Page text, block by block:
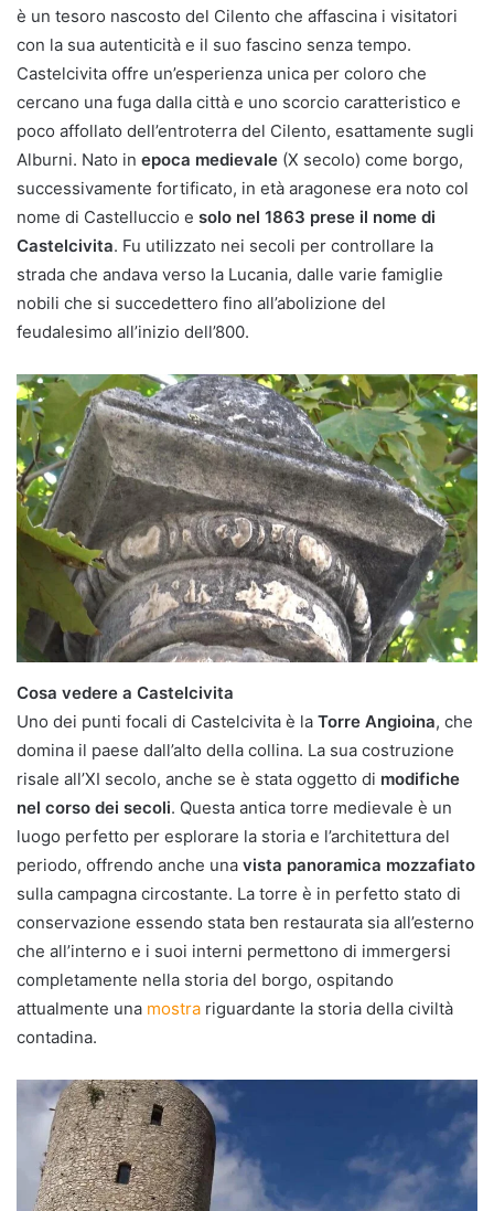
è un tesoro nascosto del Cilento che affascina i visitatori
con la sua autenticità e il suo fascino senza tempo.
Castelcivita offre un’esperienza unica per coloro che
cercano una fuga dalla città e uno scorcio caratteristico e
poco affollato dell’entroterra del Cilento, esattamente sugli
Alburni. Nato in epoca medievale (X secolo) come borgo,
successivamente fortificato, in età aragonese era noto col
nome di Castelluccio e solo nel 1863 prese il nome di
Castelcivita. Fu utilizzato nei secoli per controllare la
strada che andava verso la Lucania, dalle varie famiglie
nobili che si succedettero fino all’abolizione del
feudalesimo all’inizio dell’800.
Cosa vedere a Castelcivita
Uno dei punti focali di Castelcivita è la Torre Angioina, che
domina il paese dall’alto della collina. La sua costruzione
risale all’XI secolo, anche se è stata oggetto di modifiche
nel corso dei secoli. Questa antica torre medievale è un
luogo perfetto per esplorare la storia e l’architettura del
periodo, offrendo anche una vista panoramica mozzafiato
sulla campagna circostante. La torre è in perfetto stato di
conservazione essendo stata ben restaurata sia all’esterno
che all’interno e i suoi interni permettono di immergersi
completamente nella storia del borgo, ospitando
attualmente una mostra riguardante la storia della civiltà
contadina.